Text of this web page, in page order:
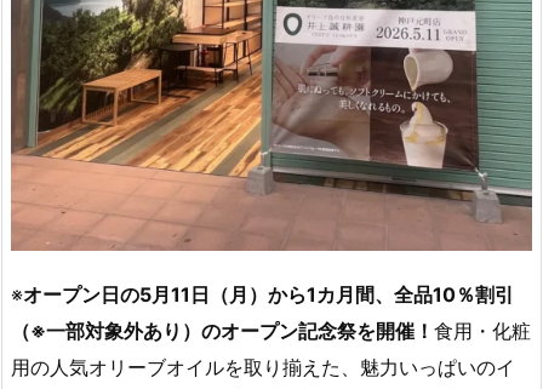
※オープン日の5月11日（月）から1カ月間、全品10％割引
（※一部対象外あり）のオープン記念祭を開催！ 食用・化粧
用の人気オリーブオイルを取り揃えた、魅力いっぱいのイ